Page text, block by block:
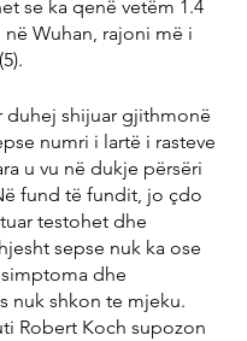
se ka qenë vetëm 1.4
Wuhan, rajoni më i
duhej shijuar gjithmonë
numri i lartë i rasteve
u vu në dukje përsëri
fund të fundit, jo çdo
testohet dhe
sepse nuk ka ose
dhe
nuk shkon te mjeku.
Robert Koch supozon